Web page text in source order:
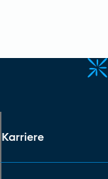
Karriere